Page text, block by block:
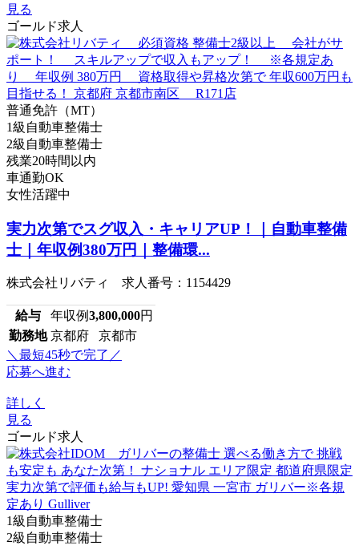
見る
ゴールド求人
普通免許（MT）
1級自動車整備士
2級自動車整備士
残業20時間以内
車通勤OK
女性活躍中
実力次第でスグ収入・キャリアUP！｜自動車整備
士｜年収例380万円｜整備環...
株式会社リバティ 求人番号：1154429
給与 年収例3,800,000円
勤務地 京都府 京都市
＼最短45秒で完了／
応募へ進む
詳しく
見る
ゴールド求人
1級自動車整備士
2級自動車整備士